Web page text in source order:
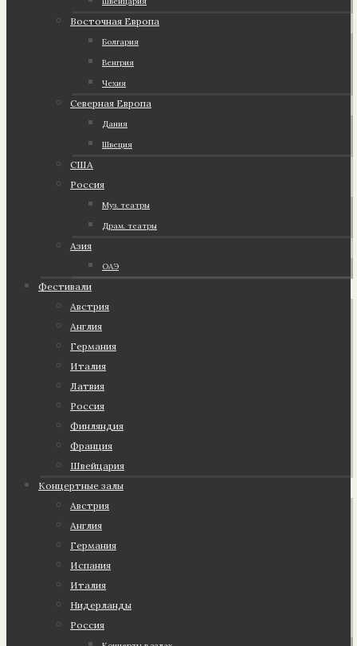
Восточная Европа
Болгария
Венгрия
Чехия
Северная Европа
Дания
Швеция
США
Россия
Муз. театры
Драм. театры
Азия
ОАЭ
Фестивали
Австрия
Англия
Германия
Италия
Латвия
Россия
Финляндия
Франция
Швейцария
Концертные залы
Австрия
Англия
Германия
Испания
Италия
Нидерланды
Россия